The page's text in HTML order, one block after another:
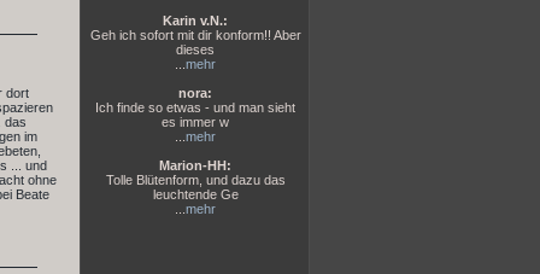
dort
das
im
... und
ohne
Beate
Karin v.N.:
Geh ich sofort mit dir konform!! Aber
dieses
mehr
nora:
Ich finde so etwas - und man sieht
es immer w
mehr
Marion-HH:
Tolle Blütenform, und dazu das
leuchtende Ge
mehr